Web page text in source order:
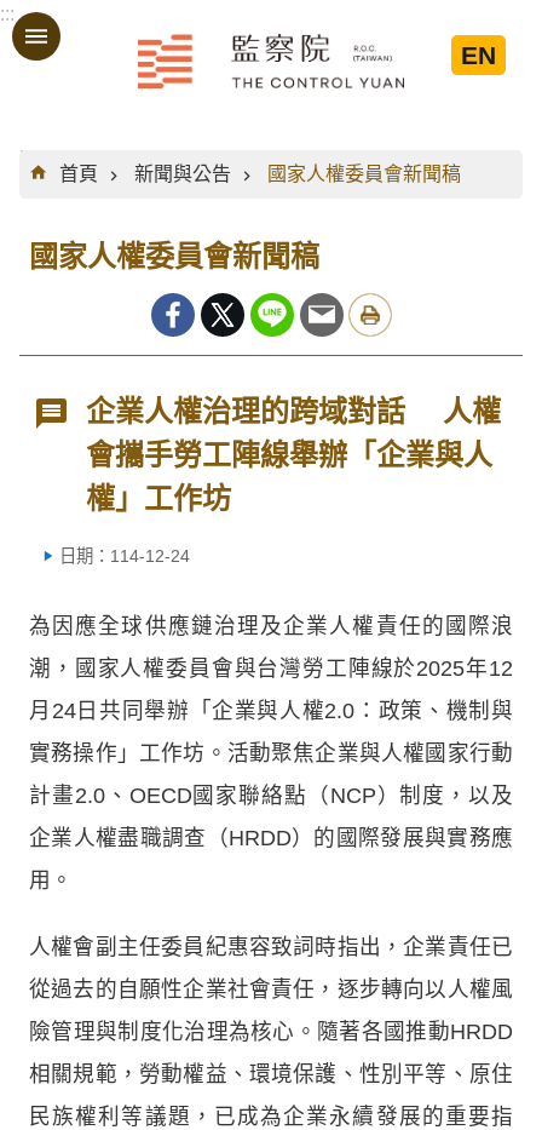
跳到主要內容區塊
:::
EN
:::
首頁
新聞與公告 國家人權委員會新聞稿
國家人權委員會新聞稿
企業人權治理的跨域對話 人權
會攜手勞工陣線舉辦「企業與人
權」工作坊
日期：114-12-24
為因應全球供應鏈治理及企業人權責任的國際浪
潮，國家人權委員會與台灣勞工陣線於2025年12
月24日共同舉辦「企業與人權2.0：政策、機制與
實務操作」工作坊。活動聚焦企業與人權國家行動
計畫2.0、OECD國家聯絡點（NCP）制度，以及
企業人權盡職調查（HRDD）的國際發展與實務應
用。
人權會副主任委員紀惠容致詞時指出，企業責任已
從過去的自願性企業社會責任，逐步轉向以人權風
險管理與制度化治理為核心。隨著各國推動HRDD
相關規範，勞動權益、環境保護、性別平等、原住
民族權利等議題，已成為企業永續發展的重要指